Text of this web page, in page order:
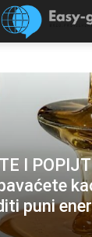
I
puni